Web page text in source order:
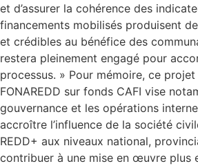
et d’assurer la cohérence des
financements mobilisés produisent
et crédibles au bénéfice des
restera pleinement engagé pour
processus. » Pour mémoire, ce
FONAREDD sur fonds CAFI vise
gouvernance et les opérations
accroître l’influence de la société
REDD+ aux niveaux national,
contribuer à une mise en œuvre plus